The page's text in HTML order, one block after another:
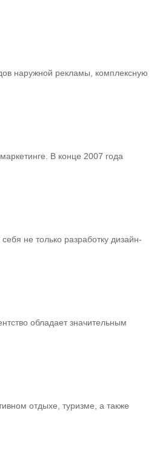
наружной рекламы, комплексную
В конце 2007 года
не только разработку дизайн-
обладает значительным
отдыхе, туризме, а также